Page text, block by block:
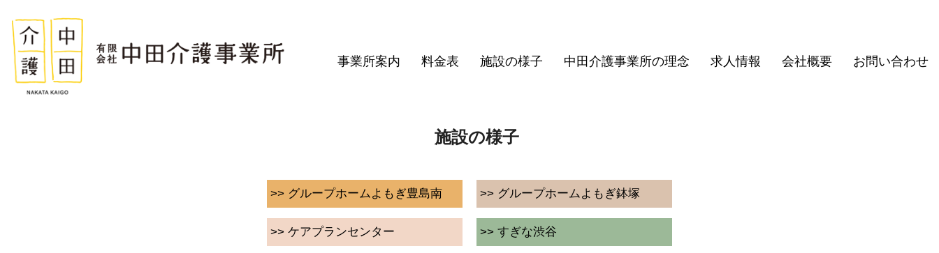
事業所案内 料金表 施設の様子 中田介護事業所の理念 求人情報 会社概要 お問い合わせ
施設の様子
>> グループホームよもぎ豊島南 >> グループホームよもぎ鉢塚
>> ケアプランセンター >> すぎな渋谷